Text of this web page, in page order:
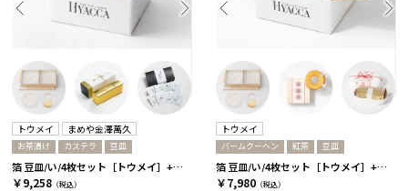
トウメイ まめや金澤萬久
お茶漬け カステラ 豆皿
箔 豆皿/い/4枚セット［トウメイ］+カステラ+お茶漬け
￥9,258 （税込）
トウメイ
バームクーヘン 紅茶 豆皿
箔 豆皿/い/4枚セット［トウメイ］+バームクーヘン+紅茶
￥7,980 （税込）